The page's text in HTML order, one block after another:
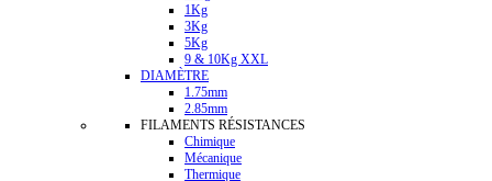
1Kg
3Kg
5Kg
9 & 10Kg XXL
DIAMÈTRE
1.75mm
2.85mm
FILAMENTS RÉSISTANCES
Chimique
Mécanique
Thermique